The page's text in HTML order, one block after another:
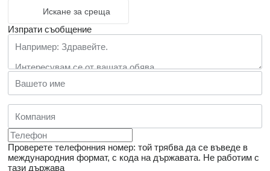
Искане за среща
Изпрати съобщение
Проверете телефонния номер: той трябва да се въведе в
международния формат, с кода на държавата. Не работим с
тази държава